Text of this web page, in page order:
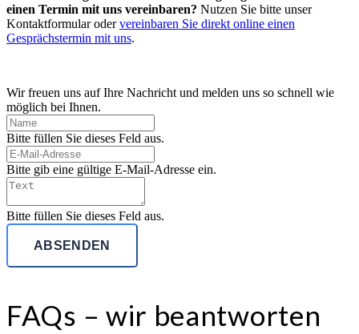
einen Termin mit uns vereinbaren? Nutzen Sie bitte unser
Kontaktformular oder vereinbaren Sie direkt online einen
Gesprächstermin mit uns.
Wir freuen uns auf Ihre Nachricht und melden uns so schnell wie
möglich bei Ihnen.
Bitte füllen Sie dieses Feld aus.
Bitte gib eine gültige E-Mail-Adresse ein.
Bitte füllen Sie dieses Feld aus.
ABSENDEN
FAQs – wir beantworten